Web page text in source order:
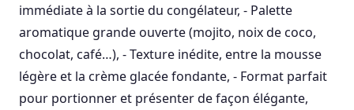
immédiate à la sortie du congélateur, - Palette
aromatique grande ouverte (mojito, noix de coco,
chocolat, café…), - Texture inédite, entre la mousse
légère et la crème glacée fondante, - Format parfait
pour portionner et présenter de façon élégante,